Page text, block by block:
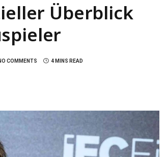
Überblick
COMMENTS 4 MINS READ